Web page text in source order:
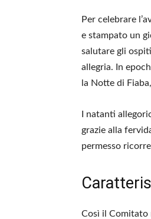
Per celebrare
e stampato un
salutare gli
allegria. In
la Notte di
I natanti
grazie alla
permesso
Così il Comitato